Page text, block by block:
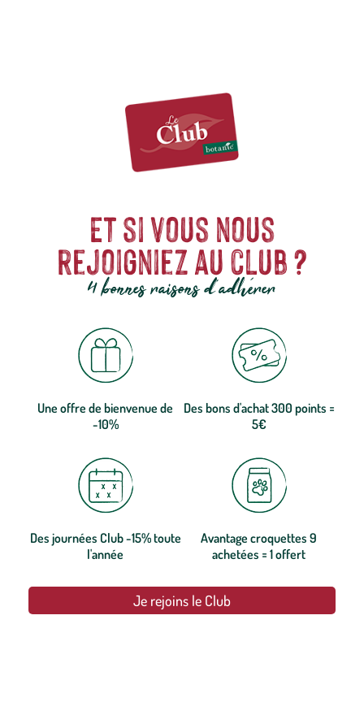
Et si vous nous
rejoigniez au club ?
4 bonnes raisons d'adhérer
Une offre de bienvenue de
-10%
Des bons d'achat 300 points =
5€
Des journées Club -15% toute
l'année
Avantage croquettes 9
achetées = 1 offert
Je rejoins le Club